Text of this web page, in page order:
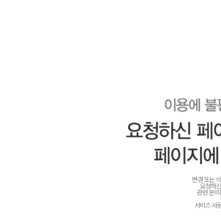
변경 또는
요청하
관련 문
서비스 사